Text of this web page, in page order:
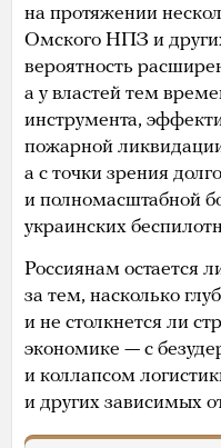
на протяжении
Омского НПЗ и
вероятность
а у властей тем
инструмента,
пожарной
а с точки зрения
и полномасштабной
украинских
Россиянам остается
за тем, насколько
и не столкнется ли
экономике — с
и коллапсом
и других зависимых